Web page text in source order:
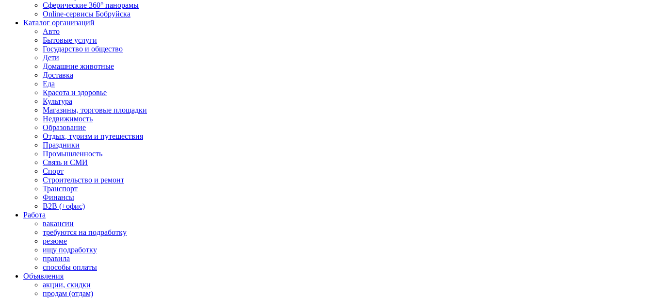
Сферические 360° панорамы
Online-сервисы Бобруйска
Каталог организаций
Авто
Бытовые услуги
Государство и общество
Дети
Домашние животные
Доставка
Еда
Красота и здоровье
Культура
Магазины, торговые площадки
Недвижимость
Образование
Отдых, туризм и путешествия
Праздники
Промышленность
Связь и СМИ
Спорт
Строительство и ремонт
Транспорт
Финансы
B2B (+офис)
Работа
вакансии
требуются на подработку
резюме
ищу подработку
правила
способы оплаты
Объявления
акции, скидки
продам (отдам)